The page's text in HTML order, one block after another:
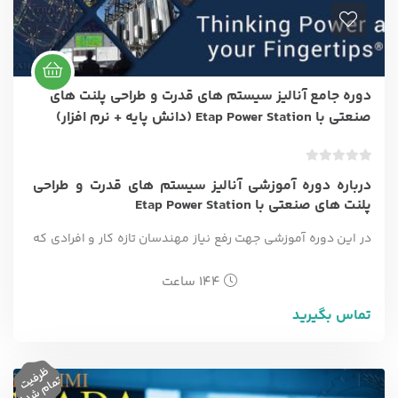
دوره جامع آنالیز سیستم های قدرت و طراحی پلنت های
صنعتی با Etap Power Station (دانش پایه + نرم افزار)
د
و
ن
ا
ا
درباره دوره آموزشی آنالیز سیستم های قدرت و طراحی
پلنت های صنعتی با Etap Power Station
در این دوره آموزشی جهت رفع نیاز مهندسان تازه کار و افرادی که
افزار Etap Power Station ، دانش پایه و تئوری پیش نیاز طراحی
پلنت های صنعتی شامل محاسبات اتصال کوتاه ، سایزینگ کابل ،
داده می شود. نرم افزار Etap power station یکی از نرم افزارهای
قدرتمند و در عین حال انعطاف پذیر در تحلیل و آنالیز سیستمهای
تماس بگیرید
ظ
رف
ت
م
ام
ش
د